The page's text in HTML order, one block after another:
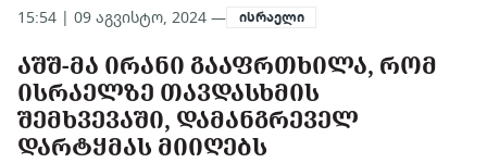
15:54 | 09 აგვისტო, 2024 — ისრაელი
ᲐᲨᲨ-ᲛᲐ ᲘᲠᲐᲜᲘ ᲒᲐᲐᲤᲠᲗᲮᲘᲚᲐ, ᲠᲝᲛ
ᲘᲡᲠᲐᲔᲚᲖᲔ ᲗᲐᲕᲓᲐᲡᲮᲛᲘᲡ
ᲨᲔᲛᲮᲕᲔᲕᲐᲨᲘ, ᲓᲐᲛᲐᲜᲒᲠᲔᲕᲔᲚ
ᲓᲐᲠᲢᲧᲛᲐᲡ ᲛᲘᲘᲦᲔᲑᲡ